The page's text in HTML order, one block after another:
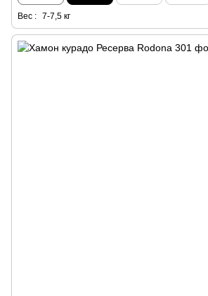
Вес : 7-7,5 кг